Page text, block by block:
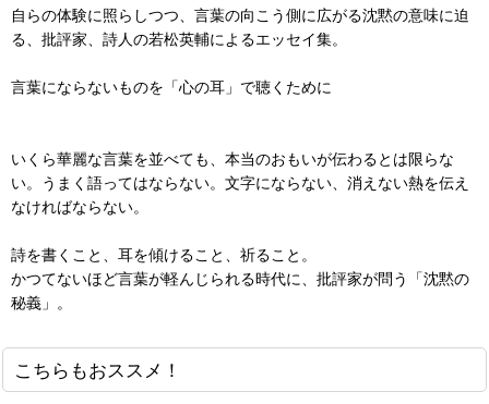
自らの体験に照らしつつ、言葉の向こう側に広がる沈黙の意味に迫
る、批評家、詩人の若松英輔によるエッセイ集。
言葉にならないものを「心の耳」で聴くために
いくら華麗な言葉を並べても、本当のおもいが伝わるとは限らな
い。うまく語ってはならない。文字にならない、消えない熱を伝え
なければならない。
詩を書くこと、耳を傾けること、祈ること。
かつてないほど言葉が軽んじられる時代に、批評家が問う「沈黙の
秘義」。
こちらもおススメ！